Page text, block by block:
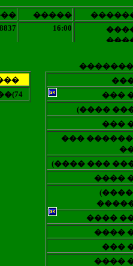
�����
16:00
���
(����
���
���
(���� ���
����
����
����
���
����
�������